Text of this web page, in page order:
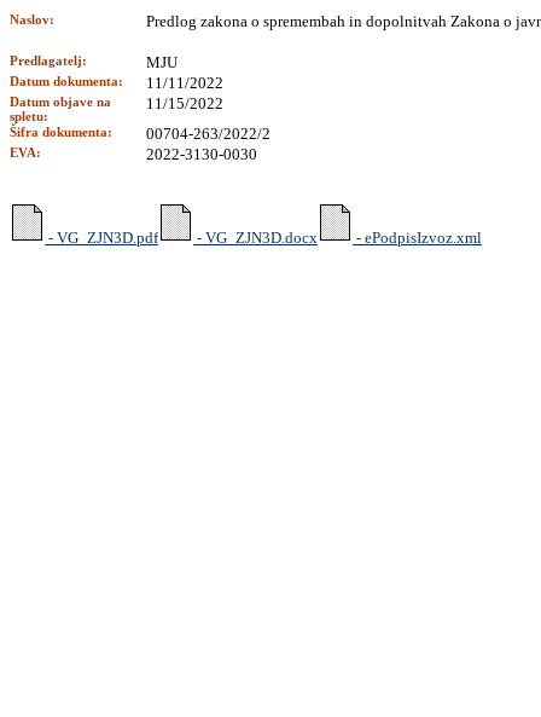
Naslov: Predlog zakona o spremembah in dopolnitvah Zakona o
Predlagatelj: MJU
Datum dokumenta: 11/11/2022
Datum objave na
spletu:
11/15/2022
Šifra dokumenta: 00704-263/2022/2
EVA: 2022-3130-0030
- VG_ZJN3D.pdf - VG_ZJN3D.docx - ePodpisIzvoz.xml